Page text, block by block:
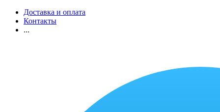
Доставка и оплата
Контакты
...